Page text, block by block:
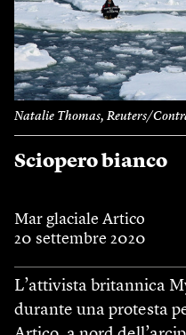
Natalie Thomas, Reuters/
Sciopero bianco
Mar glaciale Artico
20 settembre 2020
L’attivista britannica
durante una protesta